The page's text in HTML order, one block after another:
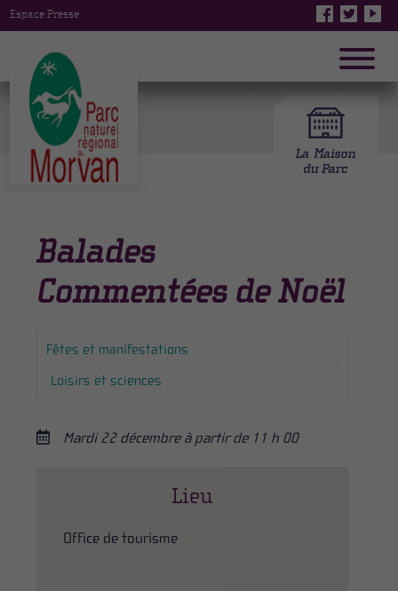
Espace Presse
Balades
Commentées de Noël
Fêtes et manifestations
Loisirs et sciences
Mardi 22 décembre à partir de 11 h 00
Lieu
Office de tourisme